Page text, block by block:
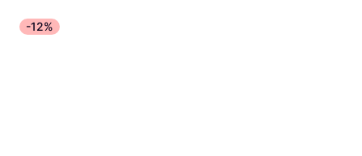
-12%